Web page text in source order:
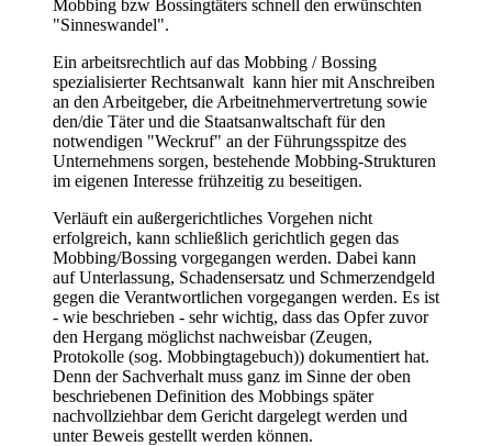
Mobbing bzw Bossingtäters schnell den erwünschten
"Sinneswandel".
Ein arbeitsrechtlich auf das Mobbing / Bossing
spezialisierter Rechtsanwalt kann hier mit Anschreiben
an den Arbeitgeber, die Arbeitnehmervertretung sowie
den/die Täter und die Staatsanwaltschaft für den
notwendigen "Weckruf" an der Führungsspitze des
Unternehmens sorgen, bestehende Mobbing-Strukturen
im eigenen Interesse frühzeitig zu beseitigen.
Verläuft ein außergerichtliches Vorgehen nicht
erfolgreich, kann schließlich gerichtlich gegen das
Mobbing/Bossing vorgegangen werden. Dabei kann
auf Unterlassung, Schadensersatz und Schmerzendgeld
gegen die Verantwortlichen vorgegangen werden. Es ist
- wie beschrieben - sehr wichtig, dass das Opfer zuvor
den Hergang möglichst nachweisbar (Zeugen,
Protokolle (sog. Mobbingtagebuch)) dokumentiert hat.
Denn der Sachverhalt muss ganz im Sinne der oben
beschriebenen Definition des Mobbings später
nachvollziehbar dem Gericht dargelegt werden und
unter Beweis gestellt werden können.